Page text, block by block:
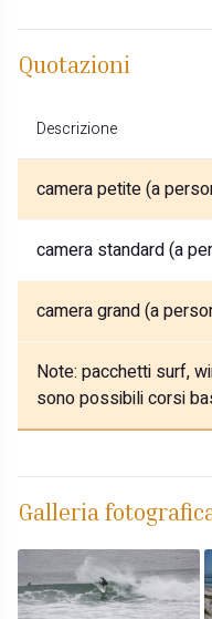
Quotazioni
Descrizione
camera petite (a
camera standard (a
camera grand (a
Note: pacchetti surf,
sono possibili corsi
Galleria